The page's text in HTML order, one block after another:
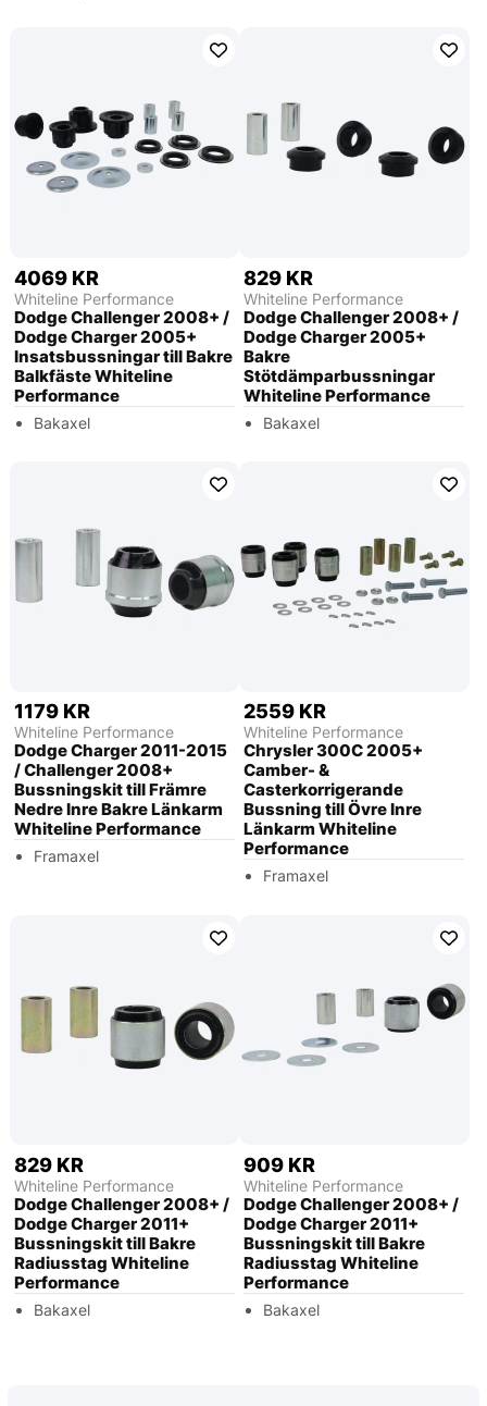
4069 KR
Whiteline Performance
Dodge Challenger 2008+ /
Dodge Charger 2005+
Insatsbussningar till Bakre
Balkfäste Whiteline
Performance
Bakaxel
829 KR
Whiteline Performance
Dodge Challenger 2008+ /
Dodge Charger 2005+
Bakre
Stötdämparbussningar
Whiteline Performance
Bakaxel
1179 KR
Whiteline Performance
Dodge Charger 2011-2015
/ Challenger 2008+
Bussningskit till Främre
Nedre Inre Bakre Länkarm
Whiteline Performance
Framaxel
2559 KR
Whiteline Performance
Chrysler 300C 2005+
Camber- &
Casterkorrigerande
Bussning till Övre Inre
Länkarm Whiteline
Performance
Framaxel
829 KR
Whiteline Performance
Dodge Challenger 2008+ /
Dodge Charger 2011+
Bussningskit till Bakre
Radiusstag Whiteline
Performance
Bakaxel
909 KR
Whiteline Performance
Dodge Challenger 2008+ /
Dodge Charger 2011+
Bussningskit till Bakre
Radiusstag Whiteline
Performance
Bakaxel